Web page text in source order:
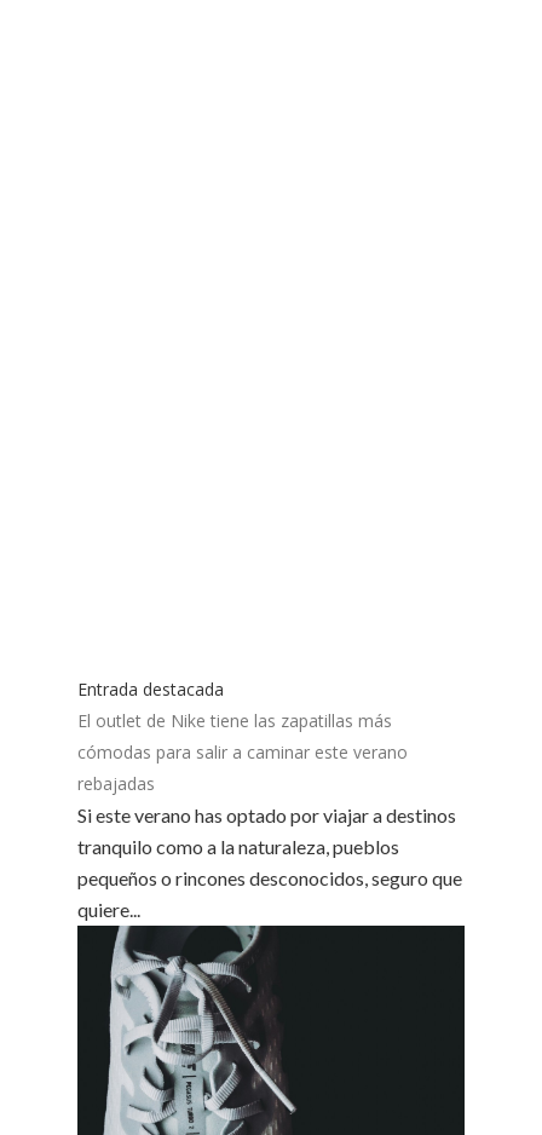
Entrada destacada
El outlet de Nike tiene las zapatillas más
cómodas para salir a caminar este verano
rebajadas
Si este verano has optado por viajar a destinos
tranquilo como a la naturaleza, pueblos
pequeños o rincones desconocidos, seguro que
quiere...